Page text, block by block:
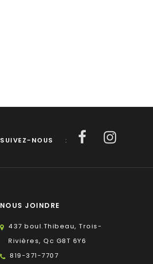
SUIVEZ-NOUS :
NOUS JOINDRE
437 boul.Thibeau, Trois-
Rivières, Qc G8T 6Y6
819-371-7707